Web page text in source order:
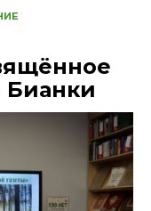
Бианки